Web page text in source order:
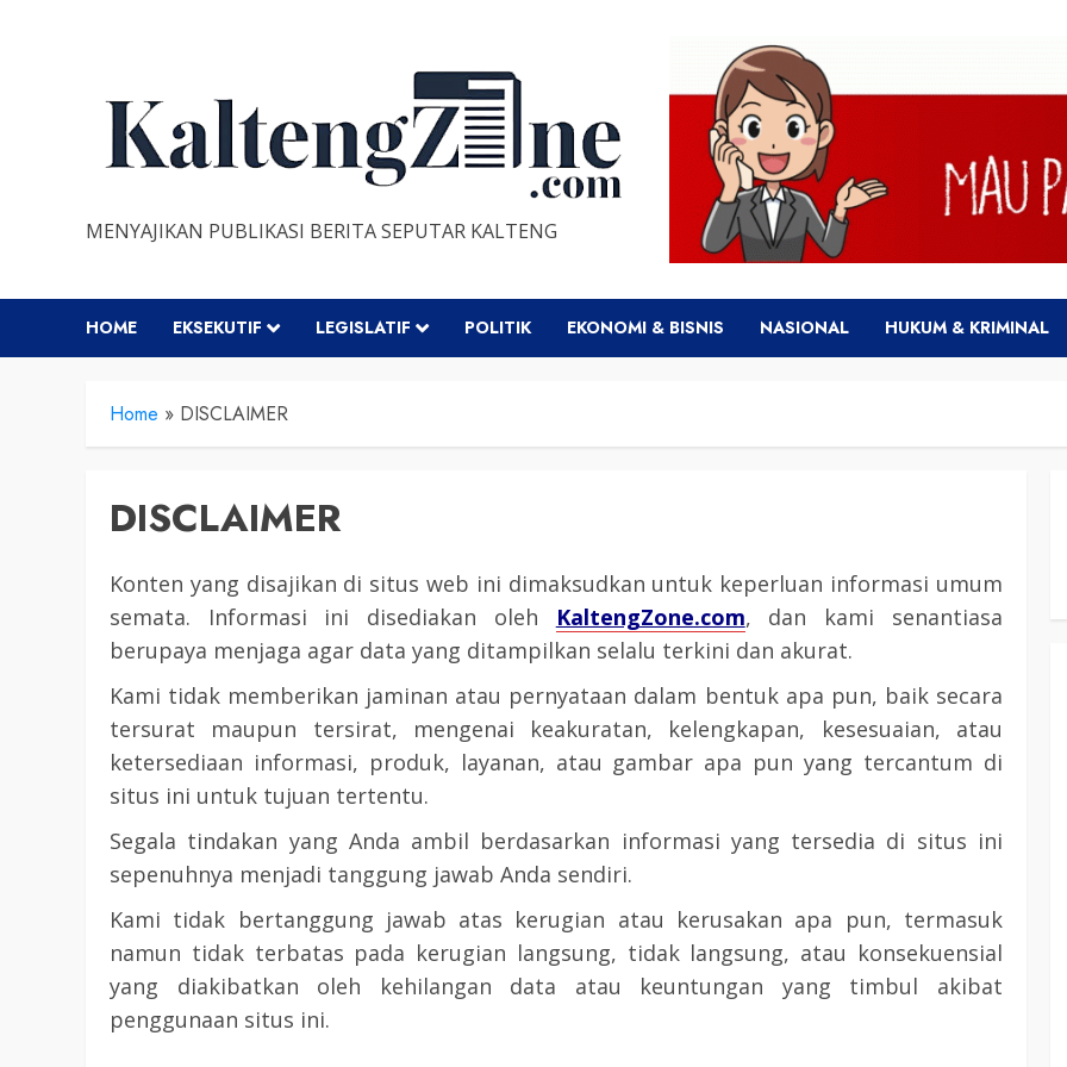
MENYAJIKAN PUBLIKASI BERITA SEPUTAR KALTENG
HOME EKSEKUTIF LEGISLATIF POLITIK EKONOMI & BISNIS NASIONAL HUKUM & KRIMINAL
Home » DISCLAIMER
DISCLAIMER
Konten yang disajikan di situs web ini dimaksudkan untuk keperluan informasi umum
semata. Informasi ini disediakan oleh KaltengZone.com, dan kami senantiasa
berupaya menjaga agar data yang ditampilkan selalu terkini dan akurat.
Kami tidak memberikan jaminan atau pernyataan dalam bentuk apa pun, baik secara
tersurat maupun tersirat, mengenai keakuratan, kelengkapan, kesesuaian, atau
ketersediaan informasi, produk, layanan, atau gambar apa pun yang tercantum di
situs ini untuk tujuan tertentu.
Segala tindakan yang Anda ambil berdasarkan informasi yang tersedia di situs ini
sepenuhnya menjadi tanggung jawab Anda sendiri.
Kami tidak bertanggung jawab atas kerugian atau kerusakan apa pun, termasuk
namun tidak terbatas pada kerugian langsung, tidak langsung, atau konsekuensial
yang diakibatkan oleh kehilangan data atau keuntungan yang timbul akibat
penggunaan situs ini.